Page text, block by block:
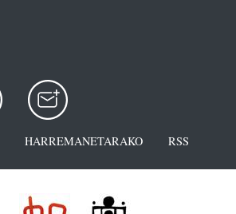
HARREMANETARAKO RSS